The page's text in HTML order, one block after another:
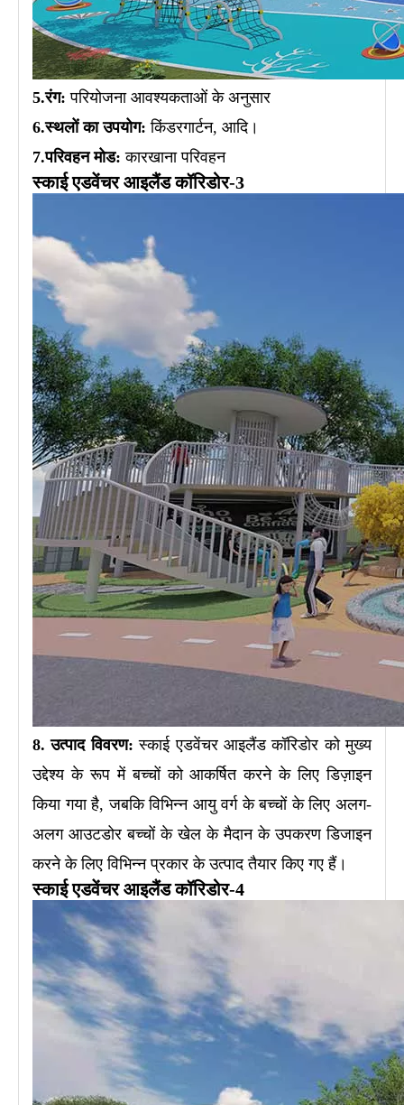
5.रंग:परियोजना आवश्यकताओं के अनुसार
6.स्थलों का उपयोग: किंडरगार्टन, आदि।
7.परिवहन मोड:कारखाना परिवहन
स्काई एडवेंचर आइलैंड कॉरिडोर-3
8. उत्पाद विवरण: स्काई एडवेंचर आइलैंड कॉरिडोर को मुख्य
उद्देश्य के रूप में बच्चों को आकर्षित करने के लिए डिज़ाइन
किया गया है, जबकि विभिन्न आयु वर्ग के बच्चों के लिए अलग-
अलग आउटडोर बच्चों के खेल के मैदान के उपकरण डिजाइन
करने के लिए विभिन्न प्रकार के उत्पाद तैयार किए गए हैं।
स्काई एडवेंचर आइलैंड कॉरिडोर-4